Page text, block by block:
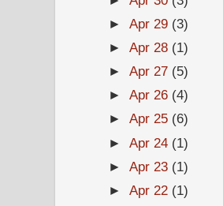
►Apr 29 (3)
►Apr 28 (1)
►Apr 27 (5)
►Apr 26 (4)
►Apr 25 (6)
►Apr 24 (1)
►Apr 23 (1)
►Apr 22 (1)